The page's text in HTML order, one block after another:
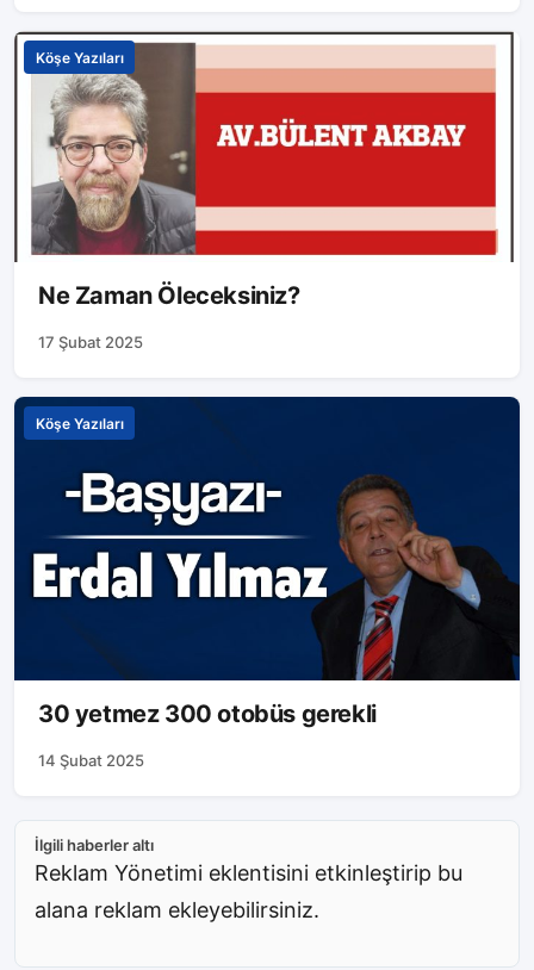
Köşe Yazıları
Ne Zaman Öleceksiniz?
17 Şubat 2025
Köşe Yazıları
30 yetmez 300 otobüs gerekli
14 Şubat 2025
İlgili haberler altı
Reklam Yönetimi eklentisini etkinleştirip bu
alana reklam ekleyebilirsiniz.